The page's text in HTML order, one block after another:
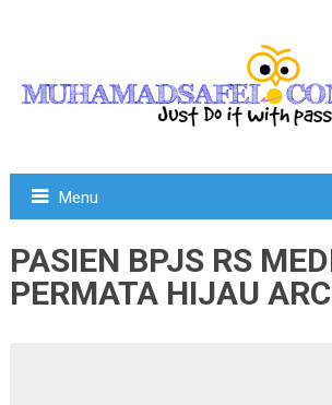
Menu
PASIEN BPJS RS
PERMATA HIJAU